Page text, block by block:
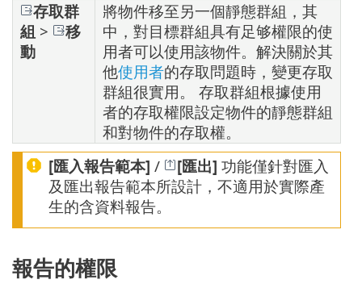
存取群
組 >
移
動
將物件移至另一個靜態群組，其
中，對目標群組具有足够權限的使
用者可以使用該物件。解決關於其
他使用者的存取問題時，變更存取
群組很實用。 存取群組根據使用
者的存取權限設定物件的靜態群組
和對物件的存取權。
[匯入報告範本] / [匯出] 功能僅針對匯入
及匯出報告範本所設計，不適用於實際產
生的含資料報告。
報告的權限